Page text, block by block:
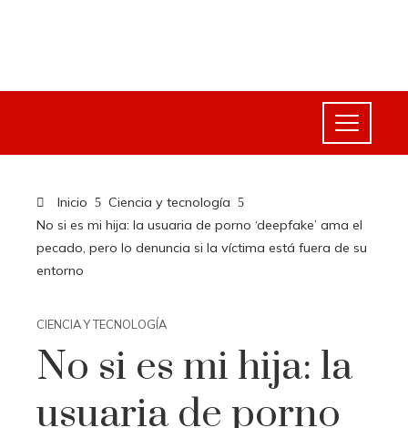
Inicio
Ciencia y tecnología
No si es mi hija: la usuaria de porno ‘deepfake’ ama el
pecado, pero lo denuncia si la víctima está fuera de su
entorno
CIENCIA Y TECNOLOGÍA
No si es mi hija: la
usuaria de porno